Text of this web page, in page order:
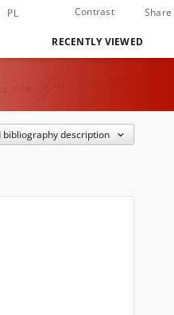
PL Contrast Share
RECENTLY VIEWED
bibliography description